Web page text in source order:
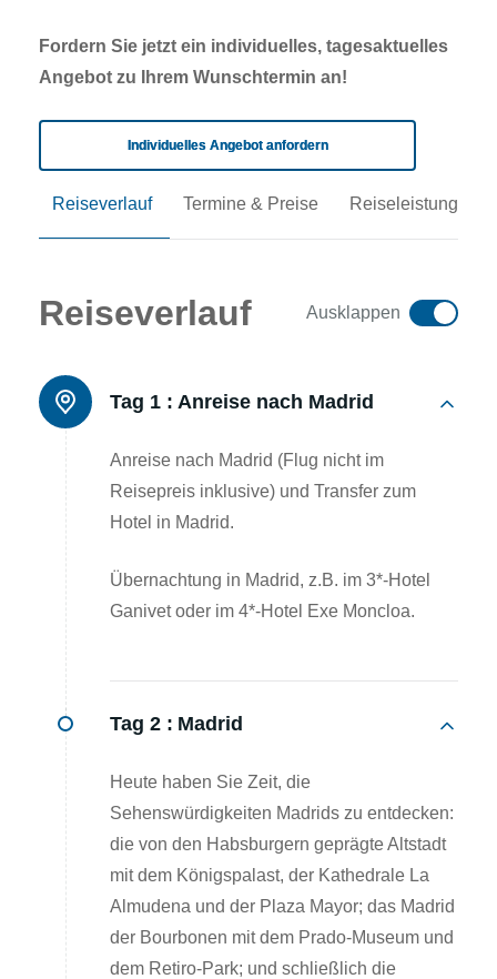
Fordern Sie jetzt ein individuelles, tagesaktuelles
Angebot zu Ihrem Wunschtermin an!
Individuelles Angebot anfordern
Reiseverlauf Termine & Preise Reiseleistungen
Reiseverlauf Ausklappen
Tag 1 : Anreise nach Madrid
Anreise nach Madrid (Flug nicht im
Reisepreis inklusive) und Transfer zum
Hotel in Madrid.
Übernachtung in Madrid, z.B. im 3*-Hotel
Ganivet oder im 4*-Hotel Exe Moncloa.
Tag 2 : Madrid
Heute haben Sie Zeit, die
Sehenswürdigkeiten Madrids zu entdecken:
die von den Habsburgern geprägte Altstadt
mit dem Königspalast, der Kathedrale La
Almudena und der Plaza Mayor; das Madrid
der Bourbonen mit dem Prado-Museum und
dem Retiro-Park; und schließlich die